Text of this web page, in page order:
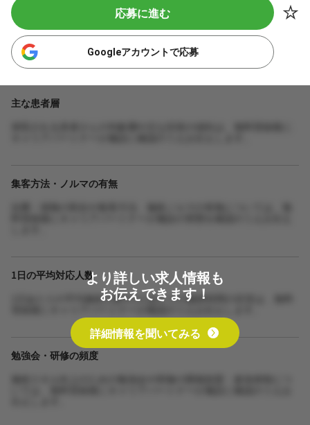
応募に進む
Googleアカウントで応募
主な患者層
集客方法・ノルマの有無
1日の平均対応人数
1日あたりの平均施術人数や1人あたりの施術時間の目安は、無料
勉強会・研修の頻度
より詳しい求人情報も
お伝えできます！
詳細情報を聞いてみる